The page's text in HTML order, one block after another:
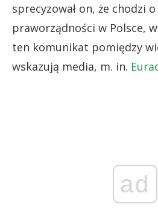
sprecyzował on, że chodzi
praworządności w Polsce,
ten komunikat pomiędzy
wskazują media, m. in.
ad